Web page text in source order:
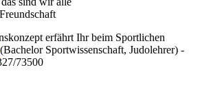
erfährt Ihr beim Sportlichen
(Bachelor Sportwissenschaft, Judolehrer) -
73500